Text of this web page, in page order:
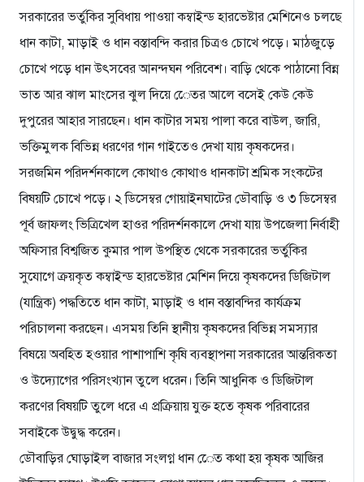
সরকারের ভর্তুকির সুবিধায় পাওয়া কম্বাইন্ড হারভেষ্টার মেশিনেও চলছে
ধান কাটা, মাড়াই ও ধান বস্তাবন্দি করার চিত্রও চোখে পড়ে। মাঠজুড়ে
চোখে পড়ে ধান উৎসবের আনন্দঘন পরিবেশ। বাড়ি থেকে পাঠানো বিন্ন
ভাত আর ঝাল মাংসের ঝুল দিয়ে েেতর আলে বসেই কেউ কেউ
দুপুরের আহার সারছেন। ধান কাটার সময় পালা করে বাউল, জারি,
ভক্তিমুলক বিভিন্ন ধরণের গান গাইতেও দেখা যায় কৃষকদের।
সরজমিন পরিদর্শনকালে কোথাও কোথাও ধানকাটা শ্রমিক সংকটের
বিষয়টি চোখে পড়ে। ২ ডিসেম্বর গোয়াইনঘাটের ডৌবাড়ি ও ৩ ডিসেম্বর
পূর্ব জাফলং ভিত্রিখেল হাওর পরিদর্শনকালে দেখা যায় উপজেলা নির্বাহী
অফিসার বিশ্বজিত কুমার পাল উপস্থিত থেকে সরকারের ভর্তুকির
সুযোগে ক্রয়কৃত কম্বাইন্ড হারভেষ্টার মেশিন দিয়ে কৃষকদের ডিজিটাল
(যান্ত্রিক) পদ্ধতিতে ধান কাটা, মাড়াই ও ধান বস্তাবন্দির কার্যক্রম
পরিচালনা করছেন। এসময় তিনি স্থানীয় কৃষকদের বিভিন্ন সমস্যার
বিষয়ে অবহিত হওয়ার পাশাপাশি কৃষি ব্যবস্থাপনা সরকারের আন্তরিকতা
ও উদ্যোগের পরিসংখ্যান তুলে ধরেন। তিনি আধুনিক ও ডিজিটাল
করণের বিষয়টি তুলে ধরে এ প্রক্রিয়ায় যুক্ত হতে কৃষক পরিবারের
সবাইকে উদ্বুদ্ধ করেন।
ডৌবাড়ির ঘোড়াইল বাজার সংলগ্ন ধান েেত কথা হয় কৃষক আজির